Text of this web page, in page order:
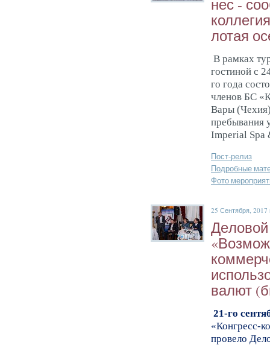
нес -
лотая
В рамках
гостиной с
го года
членов БС
Вары
пребывания
Imperial Spa
Пост-релиз
Подробные
Фото
25 Сентября, 2017
валют
21-го
«Конгресс-
провело